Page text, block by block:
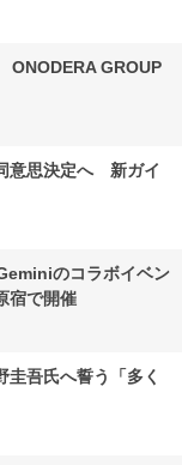
ONODERA GROUP
意思決定へ 新ガイ
のコラボイベン
宿で開催
圭吾氏へ誓う「多く